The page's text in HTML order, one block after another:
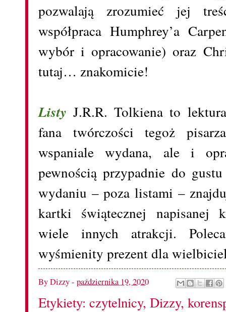
pozwalają zrozumieć jej
współpraca Humphrey’a
wybór i opracowanie) oraz
tutaj… znakomicie!
Listy J.R.R. Tolkiena to
fana twórczości tegoż
wspaniale wydana, ale i
pewnością przypadnie do
wydaniu – poza listami –
kartki świątecznej napisanej
wiele innych atrakcji.
wyśmienity prezent dla
ByDizzy- października 19, 2020
Etykiety: czytelnicy, Dizzy,